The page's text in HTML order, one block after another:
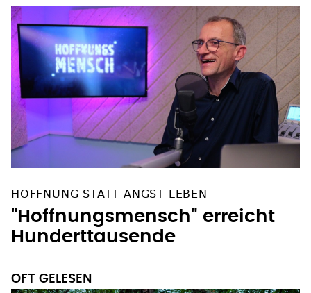
HOFFNUNG STATT ANGST LEBEN
"Hoffnungsmensch" erreicht
Hunderttausende
OFT GELESEN